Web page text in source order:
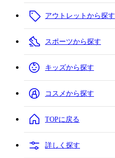
アウトレットから探す
スポーツから探す
キッズから探す
コスメから探す
TOPに戻る
詳しく探す